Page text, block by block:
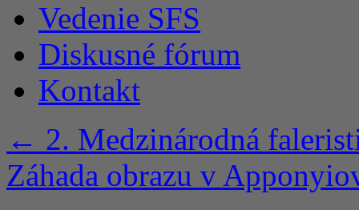
Vedenie SFS
Diskusné fórum
Kontakt
← 2. Medzinárodná
Záhada obrazu v